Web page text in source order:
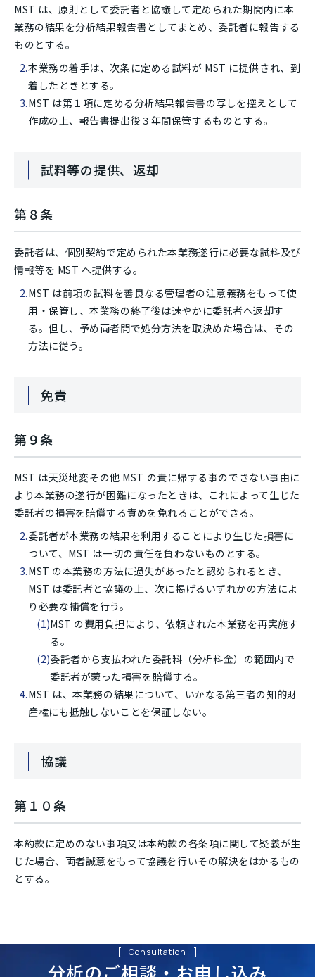
MST は、原則として委託者と協議して定められた期間内に本
業務の結果を分析結果報告書としてまとめ、委託者に報告する
ものとする。
本業務の着手は、次条に定める試料が MST に提供され、到
着したときとする。
MST は第１項に定める分析結果報告書の写しを控えとして
作成の上、報告書提出後３年間保管するものとする。
試料等の提供、返却
第８条
委託者は、個別契約で定められた本業務遂行に必要な試料及び
情報等を MST へ提供する。
MST は前項の試料を善良なる管理者の注意義務をもって使
用・保管し、本業務の終了後は速やかに委託者へ返却す
る。但し、予め両者間で処分方法を取決めた場合は、その
方法に従う。
免責
第９条
MST は天災地変その他 MST の責に帰する事のできない事由に
より本業務の遂行が困難になったときは、これによって生じた
委託者の損害を賠償する責めを免れることができる。
委託者が本業務の結果を利用することにより生じた損害に
ついて、MST は一切の責任を負わないものとする。
MST の本業務の方法に過失があったと認められるとき、
MST は委託者と協議の上、次に掲げるいずれかの方法によ
り必要な補償を行う。
MST の費用負担により、依頼された本業務を再実施す
る。
委託者から支払われた委託料（分析料金）の範囲内で
委託者が蒙った損害を賠償する。
MST は、本業務の結果について、いかなる第三者の知的財
産権にも抵触しないことを保証しない。
協議
第１０条
本約款に定めのない事項又は本約款の各条項に関して疑義が生
じた場合、両者誠意をもって協議を行いその解決をはかるもの
とする。
Consultation